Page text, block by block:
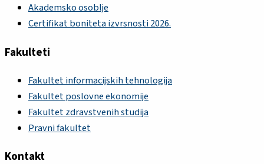
Akademsko osoblje
Certifikat boniteta izvrsnosti 2026.
Fakulteti
Fakultet informacijskih tehnologija
Fakultet poslovne ekonomije
Fakultet zdravstvenih studija
Pravni fakultet
Kontakt